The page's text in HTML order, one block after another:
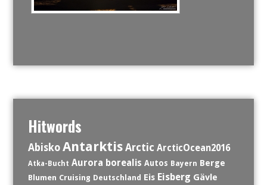
Hitwords
Abisko Antarktis Arctic ArcticOcean2016
Atka-Bucht Aurora borealis Autos Bayern Berge
Blumen Cruising Deutschland Eis Eisberg Gävle